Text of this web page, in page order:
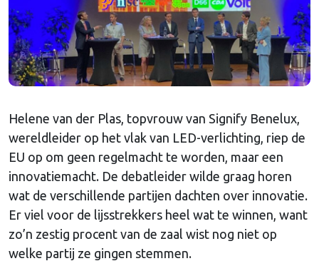
Helene van der Plas, topvrouw van Signify Benelux,
wereldleider op het vlak van LED-verlichting, riep de
EU op om geen regelmacht te worden, maar een
innovatiemacht. De debatleider wilde graag horen
wat de verschillende partijen dachten over innovatie.
Er viel voor de lijsstrekkers heel wat te winnen, want
zo’n zestig procent van de zaal wist nog niet op
welke partij ze gingen stemmen.